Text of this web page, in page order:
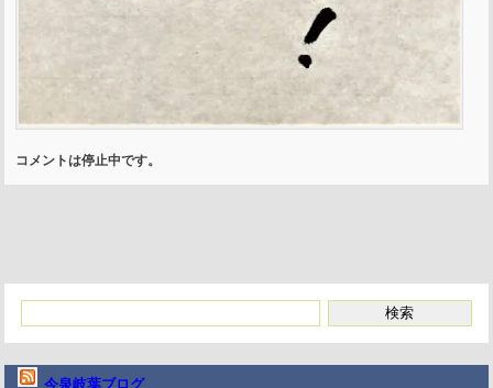
コメントは停止中です。
今泉岐葉ブログ